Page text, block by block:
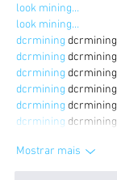
look mining…
look mining…
dcrmining dcrmining
dcrmining dcrmining
dcrmining dcrmining
dcrmining dcrmining
dcrmining dcrmining
dcrmining dcrmining
Mostrar mais